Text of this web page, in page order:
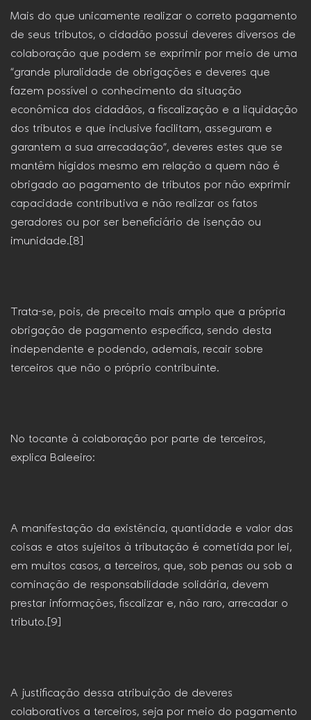
Mais do que unicamente realizar o correto pagamento
de seus tributos, o cidadão possui deveres diversos de
colaboração que podem se exprimir por meio de uma
“grande pluralidade de obrigações e deveres que
fazem possível o conhecimento da situação
econômica dos cidadãos, a fiscalização e a liquidação
dos tributos e que inclusive facilitam, asseguram e
garantem a sua arrecadação”, deveres estes que se
mantêm hígidos mesmo em relação a quem não é
obrigado ao pagamento de tributos por não exprimir
capacidade contributiva e não realizar os fatos
geradores ou por ser beneficiário de isenção ou
imunidade.[8]
Trata-se, pois, de preceito mais amplo que a própria
obrigação de pagamento específica, sendo desta
independente e podendo, ademais, recair sobre
terceiros que não o próprio contribuinte.
No tocante à colaboração por parte de terceiros,
explica Baleeiro:
A manifestação da existência, quantidade e valor das
coisas e atos sujeitos à tributação é cometida por lei,
em muitos casos, a terceiros, que, sob penas ou sob a
cominação de responsabilidade solidária, devem
prestar informações, fiscalizar e, não raro, arrecadar o
tributo.[9]
A justificação dessa atribuição de deveres
colaborativos a terceiros, seja por meio do pagamento